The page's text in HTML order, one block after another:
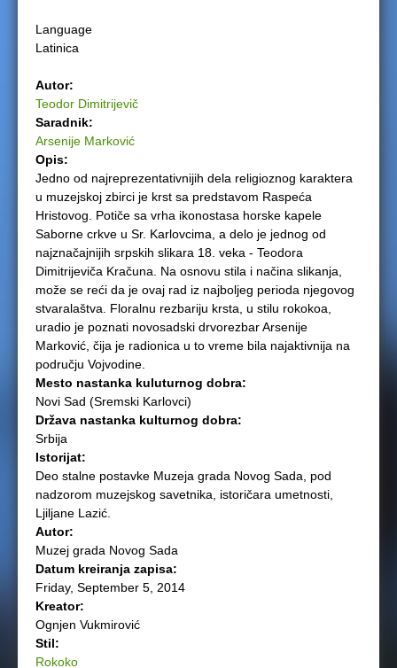
e
r
e
Language
Latinica
Autor:
Teodor Dimitrijevič
Saradnik:
Arsenije Marković
Opis:
Jedno od najreprezentativnijih dela religioznog karaktera
u muzejskoj zbirci je krst sa predstavom Raspeća
Hristovog. Potiče sa vrha ikonostasa horske kapele
Saborne crkve u Sr. Karlovcima, a delo je jednog od
najznačajnijih srpskih slikara 18. veka - Teodora
Dimitrijeviča Kračuna. Na osnovu stila i načina slikanja,
može se reći da je ovaj rad iz najboljeg perioda njegovog
stvaralaštva. Floralnu rezbariju krsta, u stilu rokokoa,
uradio je poznati novosadski drvorezbar Arsenije
Marković, čija je radionica u to vreme bila najaktivnija na
području Vojvodine.
Mesto nastanka kuluturnog dobra:
Novi Sad (Sremski Karlovci)
Država nastanka kulturnog dobra:
Srbija
Istorijat:
Deo stalne postavke Muzeja grada Novog Sada, pod
nadzorom muzejskog savetnika, istoričara umetnosti,
Ljiljane Lazić.
Autor:
Muzej grada Novog Sada
Datum kreiranja zapisa:
Friday, September 5, 2014
Kreator:
Ognjen Vukmirović
Stil:
Rokoko